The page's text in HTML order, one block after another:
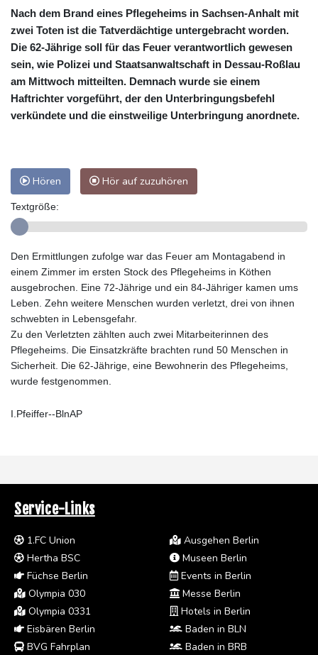
Nach dem Brand eines Pflegeheims in Sachsen-Anhalt mit
zwei Toten ist die Tatverdächtige untergebracht worden.
Die 62-Jährige soll für das Feuer verantwortlich gewesen
sein, wie Polizei und Staatsanwaltschaft in Dessau-Roßlau
am Mittwoch mitteilten. Demnach wurde sie einem
Haftrichter vorgeführt, der den Unterbringungsbefehl
verkündete und die einstweilige Unterbringung anordnete.
Hören Hör auf zuzuhören
Textgröße:
Den Ermittlungen zufolge war das Feuer am Montagabend in
einem Zimmer im ersten Stock des Pflegeheims in Köthen
ausgebrochen. Eine 72-Jährige und ein 84-Jähriger kamen ums
Leben. Zehn weitere Menschen wurden verletzt, drei von ihnen
schwebten in Lebensgefahr.
Zu den Verletzten zählten auch zwei Mitarbeiterinnen des
Pflegeheims. Die Einsatzkräfte brachten rund 50 Menschen in
Sicherheit. Die 62-Jährige, eine Bewohnerin des Pflegeheims,
wurde festgenommen.
I.Pfeiffer--BlnAP
Service-Links
1.FC Union
Hertha BSC
Füchse Berlin
Olympia 030
Olympia 0331
Eisbären Berlin
BVG Fahrplan
Ausgehen Berlin
Museen Berlin
Events in Berlin
Messe Berlin
Hotels in Berlin
Baden in BLN
Baden in BRB